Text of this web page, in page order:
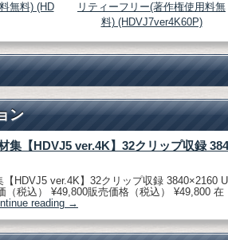
無料) (HD
リティーフリー(著作権使用料無
料) (HDVJ7ver4K60P)
ン
集【HDVJ5 ver.4K】32クリップ収録 384
HDVJ5 ver.4K】32クリップ収録 3840×2160 U
（税込） ¥49,800販売価格（税込） ¥49,800 在
reading →